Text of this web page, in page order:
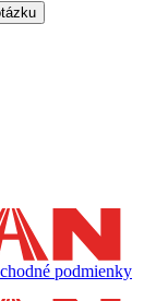
podmienky